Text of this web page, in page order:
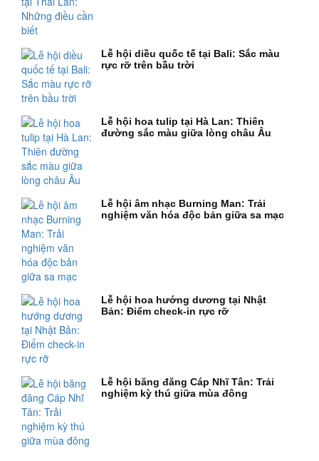
Lễ hội diều quốc tế tại Bali: Sắc màu
rực rỡ trên bầu trời
Lễ hội hoa tulip tại Hà Lan: Thiên
đường sắc màu giữa lòng châu Âu
Lễ hội âm nhạc Burning Man: Trải
nghiệm văn hóa độc bản giữa sa mạc
Lễ hội hoa hướng dương tại Nhật
Bản: Điểm check-in rực rỡ
Lễ hội băng đăng Cáp Nhĩ Tân: Trải
nghiệm kỳ thú giữa mùa đông